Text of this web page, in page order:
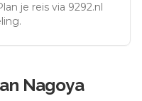
je reis via 9292.nl
Nagoya